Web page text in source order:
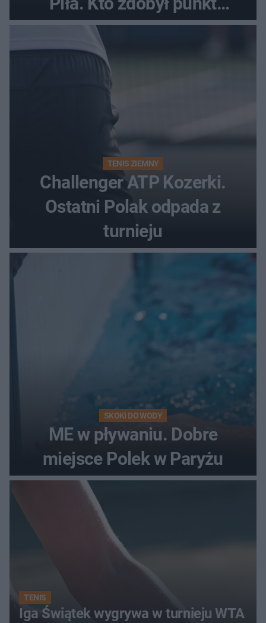
bonusowy?
TENIS ZIEMNY
Challenger ATP Kozerki.
Ostatni Polak odpada z
turnieju
SKOKI DO WODY
ME w pływaniu. Dobre
miejsce Polek w Paryżu
TENIS
Iga Świątek wygrywa w turnieju WTA